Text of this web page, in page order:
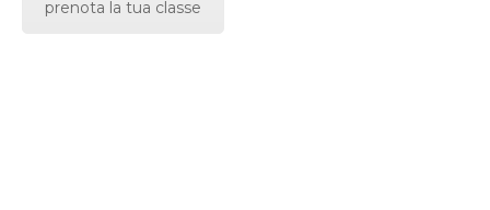
prenota la tua classe